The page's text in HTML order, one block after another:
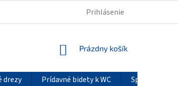
OSOBNÝCH ÚDAJOV REKLAMÁCIE
Prihlásenie
NÁKUPNÝ
Prázdny košík
drezy Prídavné bidety k WC
Sprchové